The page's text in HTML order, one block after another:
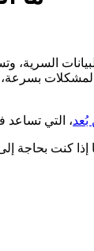
بسرعة،
كنت بحاجة